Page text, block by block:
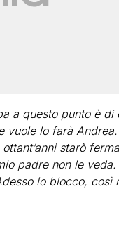
a questo punto è di
lo farà
starò
padre non le
lo blocco, così